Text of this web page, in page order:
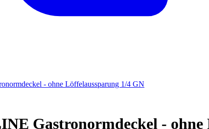
- ohne Löffelaussparung 1/4 GN
Gastronormdeckel - ohne